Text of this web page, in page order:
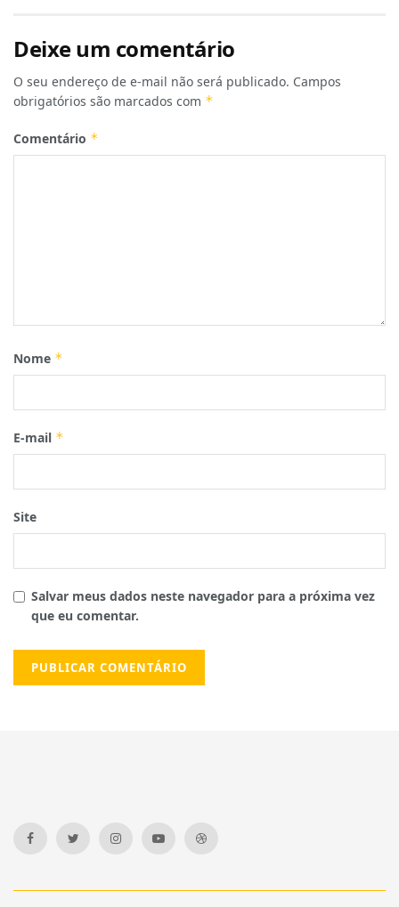
Deixe um comentário
O seu endereço de e-mail não será publicado. Campos
obrigatórios são marcados com *
Comentário *
Nome *
E-mail *
Site
Salvar meus dados neste navegador para a próxima vez
que eu comentar.